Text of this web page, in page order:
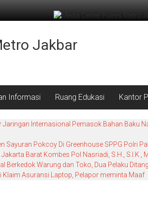
Jakbar
Informasi Ruang Edukasi Kantor
Internasional Pemasok Bahan Baku
Sayuran Pokcoy Di Greenhouse SPPG Polri
Barat Kombes Pol Nasriadi, S.H., S.I.K.,
Berkedok Warung dan Toko, Dua Pelaku
Klaim Asuransi Laptop, Pelapor meminta Maaf